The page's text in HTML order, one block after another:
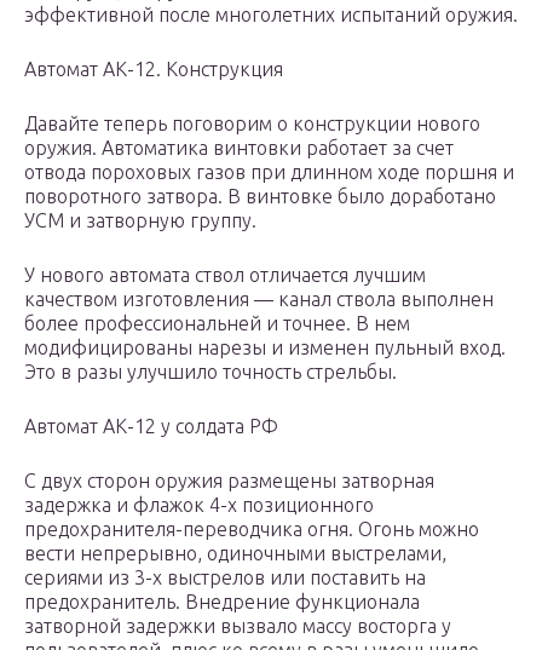
эффективной после многолетних испытаний оружия.
Автомат АК-12. Конструкция
Давайте теперь поговорим о конструкции нового
оружия. Автоматика винтовки работает за счет
отвода пороховых газов при длинном ходе поршня и
поворотного затвора. В винтовке было доработано
УСМ и затворную группу.
У нового автомата ствол отличается лучшим
качеством изготовления — канал ствола выполнен
более профессиональней и точнее. В нем
модифицированы нарезы и изменен пульный вход.
Это в разы улучшило точность стрельбы.
Автомат АК-12 у солдата РФ
С двух сторон оружия размещены затворная
задержка и флажок 4-х позиционного
предохранителя-переводчика огня. Огонь можно
вести непрерывно, одиночными выстрелами,
сериями из 3-х выстрелов или поставить на
предохранитель. Внедрение функционала
затворной задержки вызвало массу восторга у